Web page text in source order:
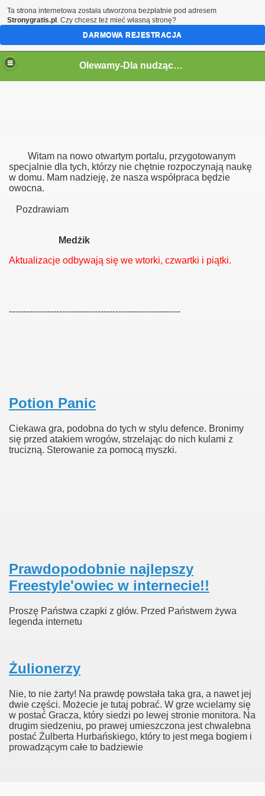
Olewamy-Dla nudzących się po szkole
Witam na nowo otwartym portalu, przygotowanym
specjalnie dla tych, którzy nie chętnie rozpoczynają naukę
w domu. Mam nadzieję, że nasza współpraca będzie
owocna.
Pozdrawiam
Medżik
Aktualizacje odbywają się we wtorki, czwartki i piątki.
----------------------------------------------------------
Potion Panic
Ciekawa gra, podobna do tych w stylu defence. Bronimy
się przed atakiem wrogów, strzelając do nich kulami z
trucizną. Sterowanie za pomocą myszki.
Prawdopodobnie najlepszy
Freestyle'owiec w internecie!!
Proszę Państwa czapki z głów. Przed Państwem żywa
legenda internetu
Żulionerzy
Nie, to nie żarty! Na prawdę powstała taka gra, a nawet jej
dwie części. Możecie je tutaj pobrać. W grze wcielamy się
w postać Gracza, który siedzi po lewej stronie monitora. Na
drugim siedzeniu, po prawej umieszczona jest chwalebna
postać Żulberta Hurbańskiego, który to jest mega bogiem i
prowadzącym całe to badziewie
Ta strona internetowa została utworzona bezpłatnie pod adresem
Stronygratis.pl . Czy chcesz też mieć własną stronę?
DARMOWA REJESTRACJA